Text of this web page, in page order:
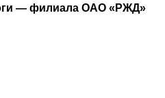
— филиала ОАО «РЖД»